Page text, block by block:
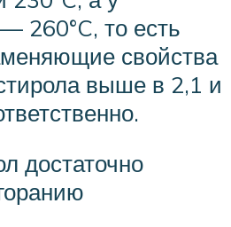
260°C, то есть
свойства
выше в 2,1 и
достаточно